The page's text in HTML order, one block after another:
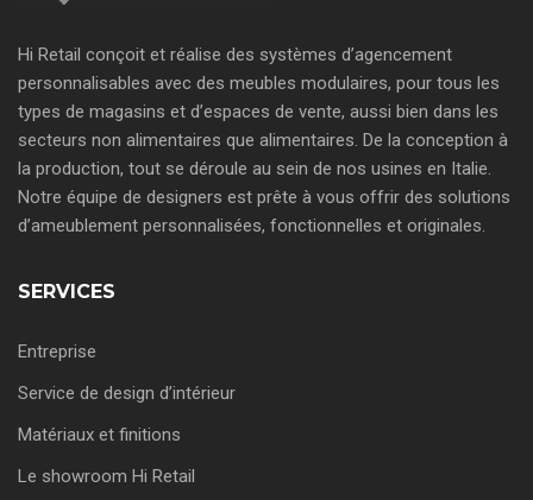
Hi Retail conçoit et réalise des systèmes d’agencement
personnalisables avec des meubles modulaires, pour tous les
types de magasins et d’espaces de vente, aussi bien dans les
secteurs non alimentaires que alimentaires. De la conception à
la production, tout se déroule au sein de nos usines en Italie.
Notre équipe de designers est prête à vous offrir des solutions
d’ameublement personnalisées, fonctionnelles et originales.
SERVICES
Entreprise
Service de design d’intérieur
Matériaux et finitions
Le showroom Hi Retail